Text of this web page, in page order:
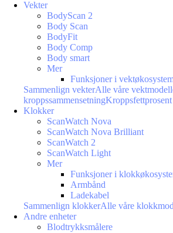
Vekter
BodyScan 2
Body Scan
BodyFit
Body Comp
Body smart
Mer
Funksjoner i
Sammenlign vekterAlle våre
kroppssammensetningKroppsfettprosent
Klokker
ScanWatch Nova
ScanWatch Nova Brilliant
ScanWatch 2
ScanWatch Light
Mer
Funksjoner i
Armbånd
Ladekabel
Sammenlign klokkerAlle våre
Andre enheter
Blodtrykksmålere